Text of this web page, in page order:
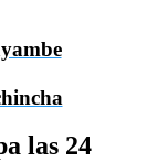
las 24